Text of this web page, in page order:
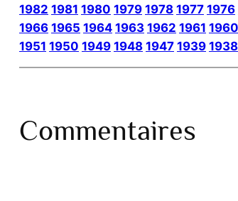
1982 1981 1980 1979 1978 1977 1976
1966 1965 1964 1963 1962 1961 1960
1951 1950 1949 1948 1947 1939 1938
Commentaires